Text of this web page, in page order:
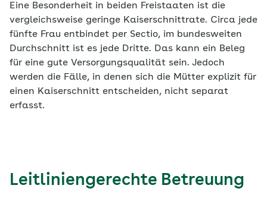
Eine Besonderheit in beiden Freistaaten ist die
vergleichsweise geringe Kaiserschnittrate. Circa jede
fünfte Frau entbindet per Sectio, im bundesweiten
Durchschnitt ist es jede Dritte. Das kann ein Beleg
für eine gute Versorgungsqualität sein. Jedoch
werden die Fälle, in denen sich die Mütter explizit für
einen Kaiserschnitt entscheiden, nicht separat
erfasst.
Leitliniengerechte Betreuung